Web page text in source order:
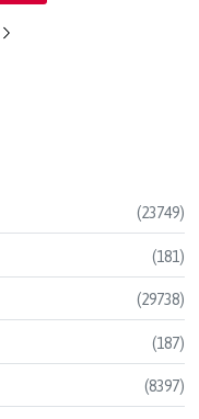
(23749)
(181)
(29738)
(187)
(8397)